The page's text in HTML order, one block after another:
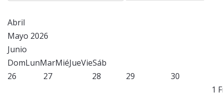
Abril
Mayo 2026
Junio
DomLunMarMiéJueVieSáb
26
27 28 29
30
1